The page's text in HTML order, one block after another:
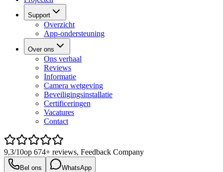
Support
Overzicht
App-ondersteuning
Over ons
Ons verhaal
Reviews
Informatie
Camera wetgeving
Beveiligingsinstallatie
Certificeringen
Vacatures
Contact
9,3/10op 674+ reviews, Feedback Company
Bel ons WhatsApp